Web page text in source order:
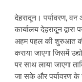
देहरादून। पर्यावरण,
कार्यालय देहरादून द्वारा
अहम पहल की शुरुआत
कराया जाएगा जिसमें
पर साथ लाया जाएगा
जा सके और पर्यावरण के